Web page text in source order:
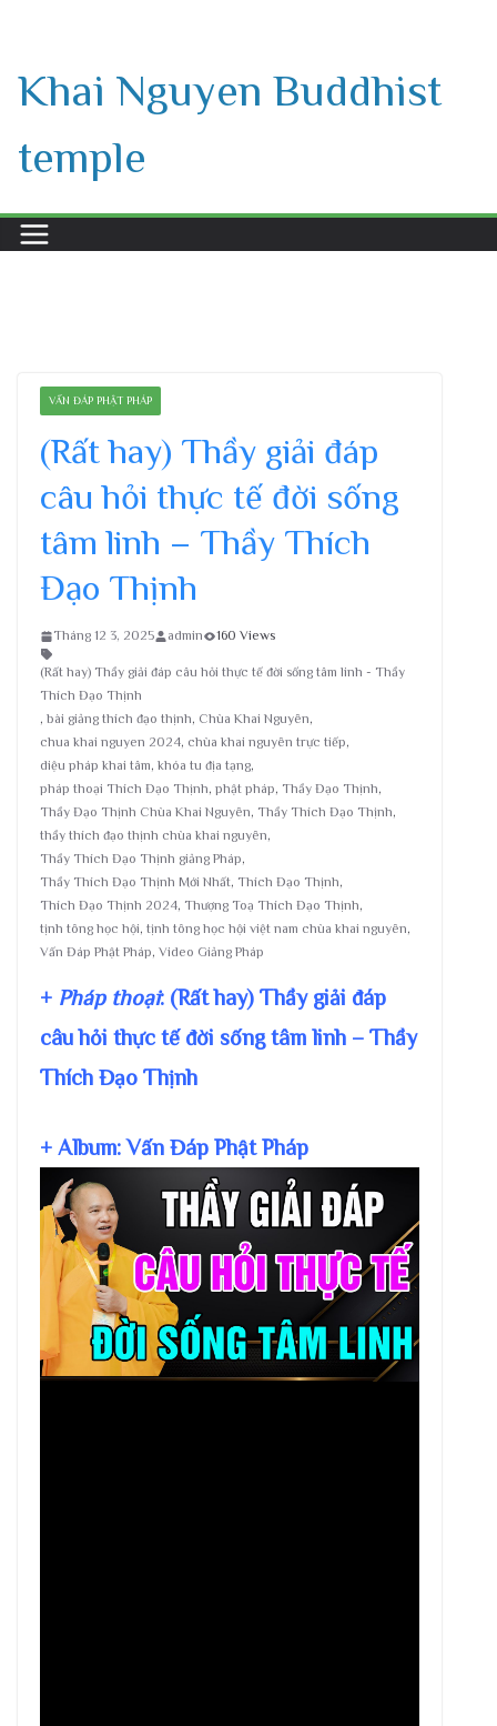
content
Khai Nguyen Buddhist
temple
VẤN ĐÁP PHẬT PHÁP
(Rất hay) Thầy giải đáp
câu hỏi thực tế đời sống
tâm linh – Thầy Thích
Đạo Thịnh
Tháng 12 3, 2025 admin 160 Views
(Rất hay) Thầy giải đáp câu hỏi thực tế đời sống tâm linh - Thầy
Thích Đạo Thịnh
, bài giảng thích đạo thịnh, Chùa Khai Nguyên,
chua khai nguyen 2024, chùa khai nguyên trực tiếp,
diệu pháp khai tâm, khóa tu địa tạng,
pháp thoại Thích Đạo Thịnh, phật pháp, Thầy Đạo Thịnh,
Thầy Đạo Thịnh Chùa Khai Nguyên, Thầy Thích Đạo Thịnh,
thầy thích đạo thịnh chùa khai nguyên,
Thầy Thích Đạo Thịnh giảng Pháp,
Thầy Thích Đạo Thịnh Mới Nhất, Thích Đạo Thịnh,
Thích Đạo Thịnh 2024, Thượng Toạ Thích Đạo Thịnh,
tịnh tông học hội, tịnh tông học hội việt nam chùa khai nguyên,
Vấn Đáp Phật Pháp, Video Giảng Pháp
+ Pháp thoại: (Rất hay) Thầy giải đáp
câu hỏi thực tế đời sống tâm linh – Thầy
Thích Đạo Thịnh
+ Album: Vấn Đáp Phật Pháp